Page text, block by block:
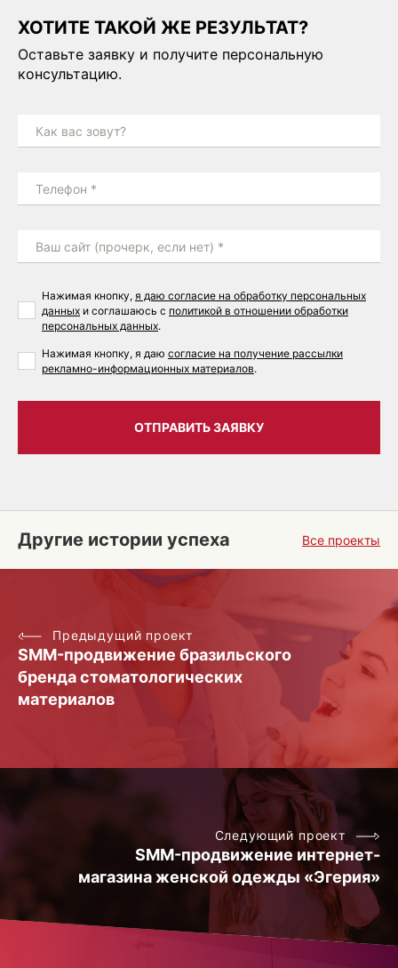
ХОТИТЕ ТАКОЙ ЖЕ РЕЗУЛЬТАТ?
Оставьте заявку и получите персональную
консультацию.
Как вас зовут?
Телефон *
Ваш сайт (прочерк, если нет) *
Нажимая кнопку, я даю согласие на обработку персональных
данных и соглашаюсь с политикой в отношении обработки
персональных данных.
Нажимая кнопку, я даю согласие на получение рассылки
рекламно-информационных материалов.
ОТПРАВИТЬ ЗАЯВКУ
Другие истории успеха Все проекты
Предыдущий проект
SMM-продвижение бразильского
бренда стоматологических
материалов
Следующий проект
SMM-продвижение интернет-
магазина женской одежды «Эгерия»